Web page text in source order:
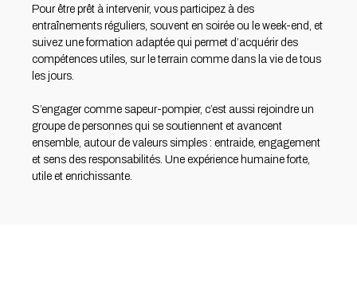
Pour être prêt à intervenir, vous participez à des
entraînements réguliers, souvent en soirée ou le week-end, et
suivez une formation adaptée qui permet d’acquérir des
compétences utiles, sur le terrain comme dans la vie de tous
les jours.
S’engager comme sapeur-pompier, c’est aussi rejoindre un
groupe de personnes qui se soutiennent et avancent
ensemble, autour de valeurs simples : entraide, engagement
et sens des responsabilités. Une expérience humaine forte,
utile et enrichissante.